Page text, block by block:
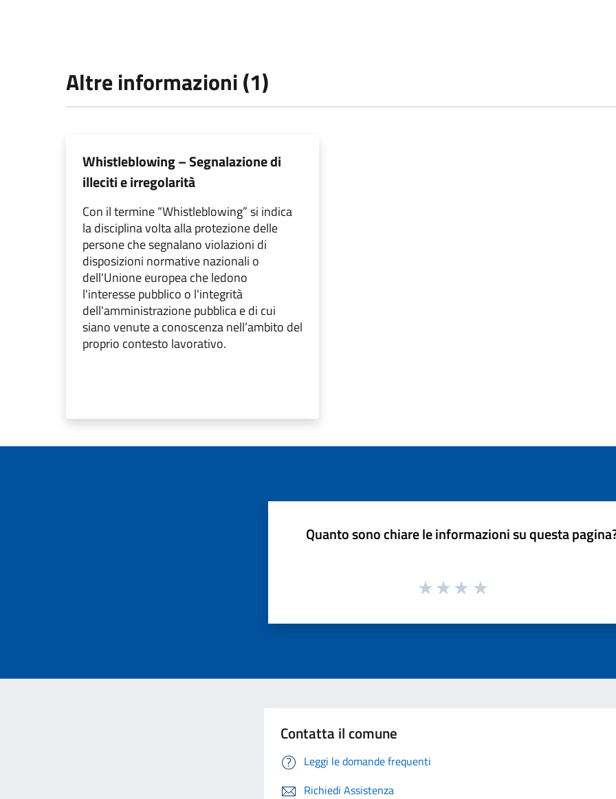
Altre informazioni (1)
Whistleblowing – Segnalazione di
illeciti e irregolarità
Con il termine “Whistleblowing” si indica
la disciplina volta alla protezione delle
persone che segnalano violazioni di
disposizioni normative nazionali o
dell'Unione europea che ledono
l'interesse pubblico o l'integrità
dell'amministrazione pubblica e di cui
siano venute a conoscenza nell’ambito del
proprio contesto lavorativo.
Quanto sono chiare le informazioni su questa
Contatta il comune
Leggi le domande frequenti
Richiedi Assistenza